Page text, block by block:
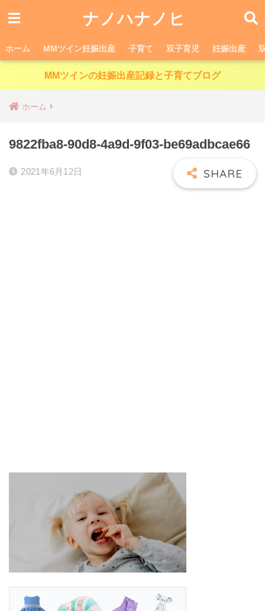
ナノハナノヒ
ホーム MMツイン妊娠出産 子育て 双子育児 妊娠出産
MMツインの妊娠出産記録と子育てブログ
ホーム
9822fba8-90d8-4a9d-9f03-be69adbcae66
2021年6月12日